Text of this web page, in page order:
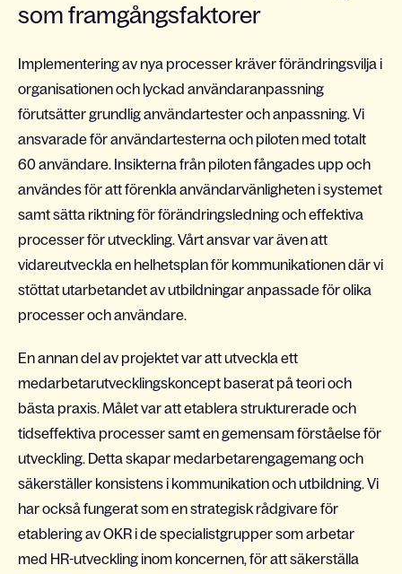
som framgångsfaktorer
Implementering av nya processer kräver förändringsvilja i
organisationen och lyckad användaranpassning
förutsätter grundlig användartester och anpassning. Vi
ansvarade för användartesterna och piloten med totalt
60 användare. Insikterna från piloten fångades upp och
användes för att förenkla användarvänligheten i systemet
samt sätta riktning för förändringsledning och effektiva
processer för utveckling. Vårt ansvar var även att
vidareutveckla en helhetsplan för kommunikationen där vi
stöttat utarbetandet av utbildningar anpassade för olika
processer och användare.
En annan del av projektet var att utveckla ett
medarbetarutvecklingskoncept baserat på teori och
bästa praxis. Målet var att etablera strukturerade och
tidseffektiva processer samt en gemensam förståelse för
utveckling. Detta skapar medarbetarengagemang och
säkerställer konsistens i kommunikation och utbildning. Vi
har också fungerat som en strategisk rådgivare för
etablering av OKR i de specialistgrupper som arbetar
med HR-utveckling inom koncernen, för att säkerställa